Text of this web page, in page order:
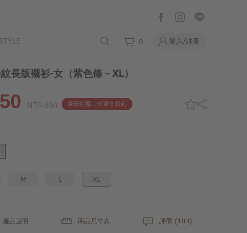
STYLE 0 登入/註冊
長版襯衫-女 （紫色條－XL）
NT$ 690 夏日特惠．任選５折起
M L XL
產品說明 商品尺寸表 評價 (183)